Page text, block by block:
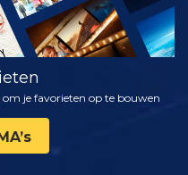
je favorieten op te bouwen